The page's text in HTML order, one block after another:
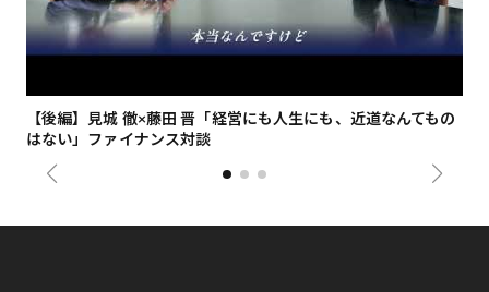
【後編】見城 徹×藤田 晋「経営にも人生にも、近道なんてもの
はない」ファイナンス対談